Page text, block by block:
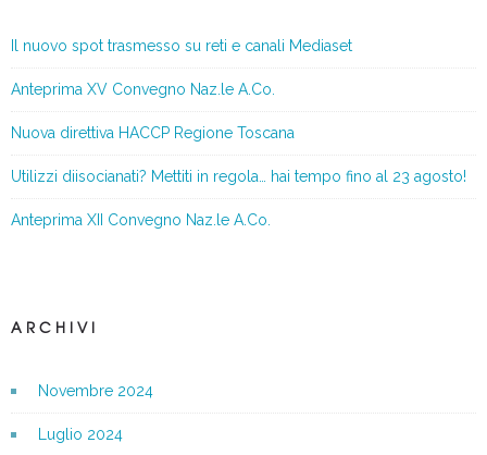
Il nuovo spot trasmesso su reti e canali Mediaset
Anteprima XV Convegno Naz.le A.Co.
Nuova direttiva HACCP Regione Toscana
Utilizzi diisocianati? Mettiti in regola… hai tempo fino al 23 agosto!
Anteprima XII Convegno Naz.le A.Co.
ARCHIVI
Novembre 2024
Luglio 2024